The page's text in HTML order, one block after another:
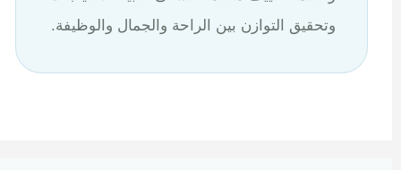
وتحقيق التوازن بين الراحة والجمال والوظيفة.